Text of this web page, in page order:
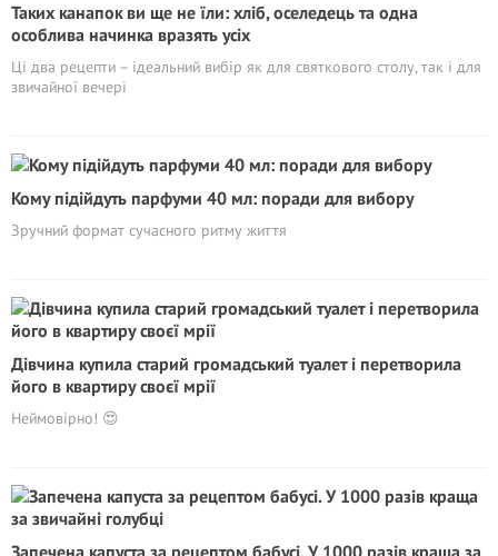
Таких канапок ви ще не їли: хліб, оселедець та одна
особлива начинка вразять усіх
Ці два рецепти – ідеальний вибір як для святкового столу, так і для
звичайної вечері
Кому підійдуть парфуми 40 мл: поради для вибору
Зручний формат сучасного ритму життя
Дівчина купила старий громадський туалет і перетворила
його в квартиру своєї мрії
Неймовірно! 😍